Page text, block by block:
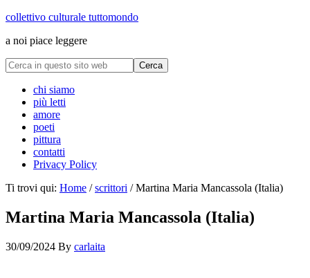
collettivo culturale tuttomondo
a noi piace leggere
chi siamo
più letti
amore
poeti
pittura
contatti
Privacy Policy
Ti trovi qui: Home / scrittori /Martina Maria Mancassola (Italia)
Martina Maria Mancassola (Italia)
30/09/2024 By carlaita